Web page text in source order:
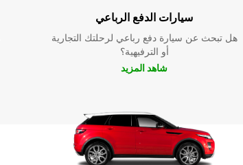
سيارات الدفع الرباعي
هل تبحث عن سيارة دفع رباعي لرحلتك التجارية
أو الترفيهية؟
شاهد المزيد